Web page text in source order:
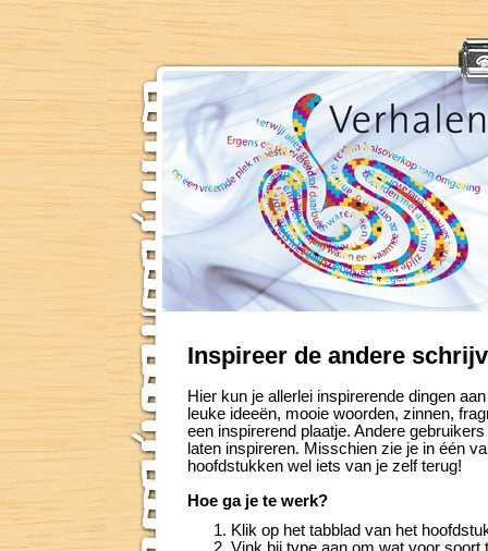
Inspireer de andere
Hier kun je allerlei inspirerende dingen
leuke ideeën, mooie woorden, zinnen,
een inspirerend plaatje. Andere
laten inspireren. Misschien zie je in één
hoofdstukken wel iets van je zelf terug!
Hoe ga je te werk?
Klik op het tabblad van het